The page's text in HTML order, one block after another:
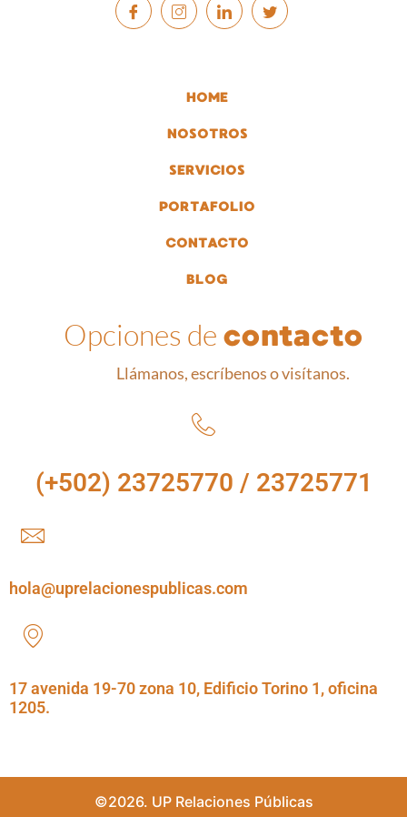
HOME
NOSOTROS
SERVICIOS
PORTAFOLIO
CONTACTO
BLOG
Opciones de contacto
Llámanos, escríbenos o visítanos.
(+502) 23725770 / 23725771
hola@uprelacionespublicas.com
17 avenida 19-70 zona 10, Edificio Torino 1, oficina
1205.
©2026. UP Relaciones Públicas